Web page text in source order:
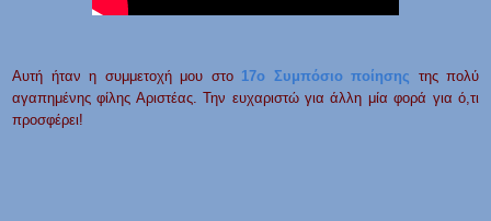
Αυτή ήταν η συμμετοχή μου στο 17ο Συμπόσιο ποίησης της πολύ
αγαπημένης φίλης Αριστέας. Την ευχαριστώ για άλλη μία φορά για ό,τι
προσφέρει!